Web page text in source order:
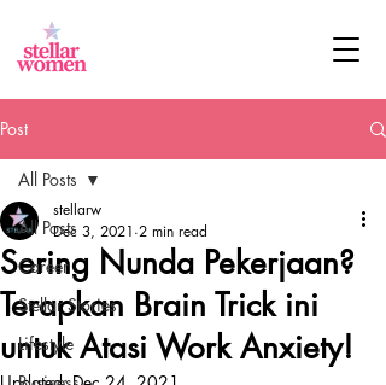
Post
All Posts
Career
Stellar Stories
Lifestyle
All Posts
Sering Nunda Pekerjaan?
Terapkan Brain Trick ini
untuk Atasi Work Anxiety!
stellarw
Dec 3, 2021 2 min read